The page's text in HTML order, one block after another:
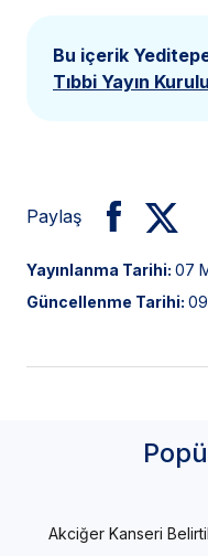
Bu içerik
Tıbbi Yayın Kurulu
Paylaş
Yayınlanma Tarihi: 07
Güncellenme Tarihi:
Akciğer Kanseri